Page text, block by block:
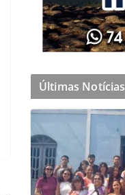
Últimas Notícias